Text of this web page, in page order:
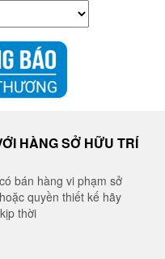
HÀNG SỞ HỮU TRÍ
bán hàng vi phạm sở
quyền thiết kế hãy
thời